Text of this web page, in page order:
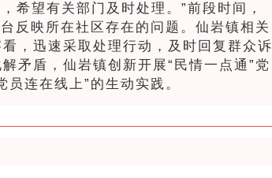
希望有关部门及时处理。”前段时间，
反映所在社区存在的问题。仙岩镇相关
，迅速采取处理行动，及时回复群众诉
矛盾，仙岩镇创新开展“民情一点通”党
连在线上”的生动实践。